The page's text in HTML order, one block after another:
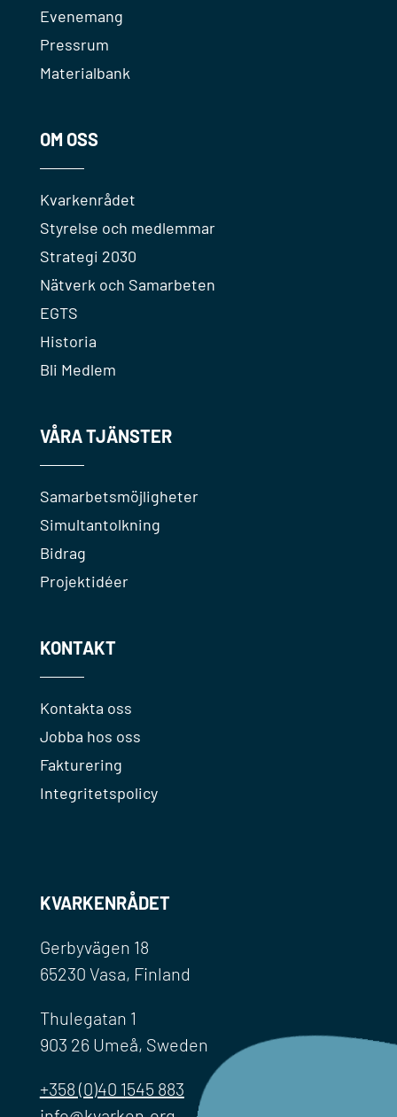
Evenemang
Pressrum
Materialbank
OM OSS
Kvarkenrådet
Styrelse och medlemmar
Strategi 2030
Nätverk och Samarbeten
EGTS
Historia
Bli Medlem
VÅRA TJÄNSTER
Samarbetsmöjligheter
Simultantolkning
Bidrag
Projektidéer
KONTAKT
Kontakta oss
Jobba hos oss
Fakturering
Integritetspolicy
KVARKENRÅDET
Gerbyvägen 18
65230 Vasa, Finland
Thulegatan 1
903 26 Umeå, Sweden
+358 (0)40 1545 883